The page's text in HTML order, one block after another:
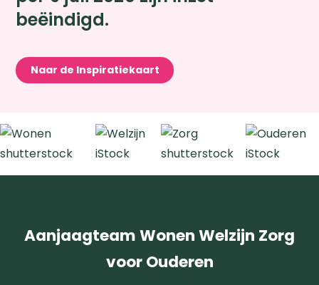
beëindigd.
Naar de Inspiratiekaart
Aanjaagteam Wonen Welzijn Zorg
voor Ouderen